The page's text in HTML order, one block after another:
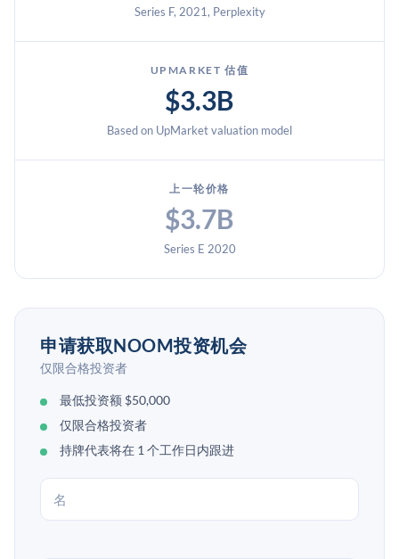
Series F, 2021, Perplexity
UPMARKET 估值
$3.3B
Based on UpMarket valuation model
上一轮价格
$3.7B
Series E 2020
申请获取NOOM投资机会
仅限合格投资者
最低投资额 $50,000
仅限合格投资者
持牌代表将在 1 个工作日内跟进